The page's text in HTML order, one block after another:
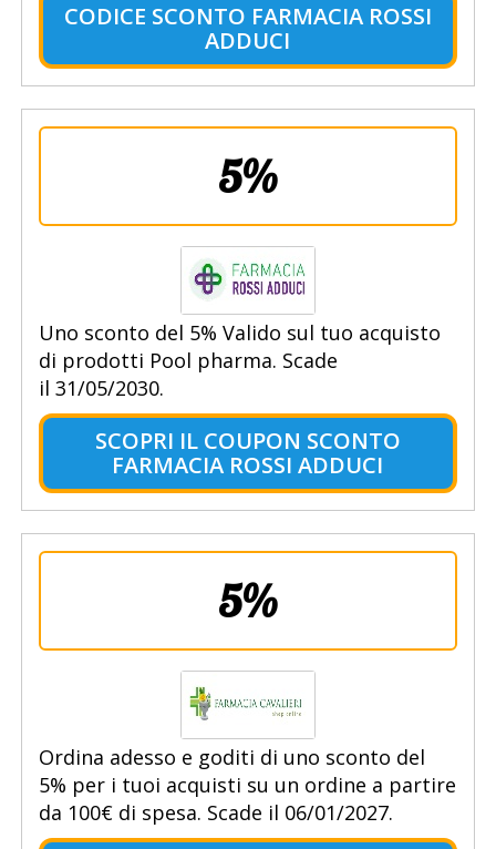
CODICE SCONTO FARMACIA ROSSI
ADDUCI
5%
Uno sconto del 5% Valido sul tuo acquisto
di prodotti Pool pharma. Scade
il 31/05/2030.
SCOPRI IL COUPON SCONTO
FARMACIA ROSSI ADDUCI
5%
Ordina adesso e goditi di uno sconto del
5% per i tuoi acquisti su un ordine a partire
da 100€ di spesa. Scade il 06/01/2027.